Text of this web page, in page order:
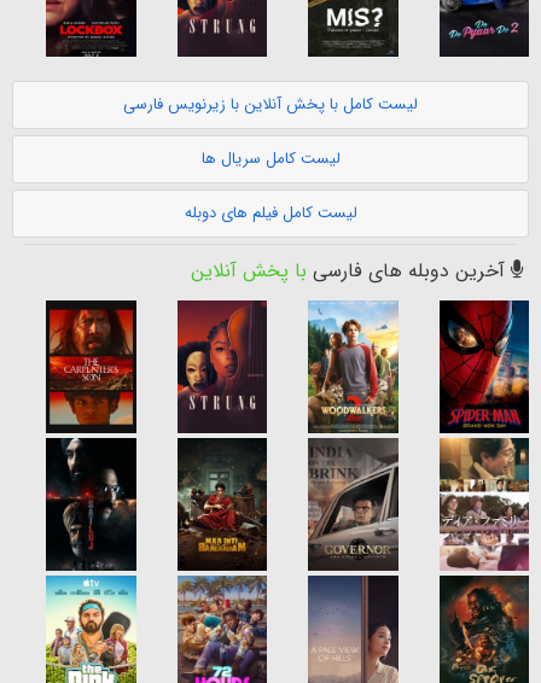
لیست کامل با پخش آنلاین با زیرنویس فارسی
لیست کامل سریال ها
لیست کامل فیلم های دوبله
آخرین دوبله های فارسی با پخش آنلاین